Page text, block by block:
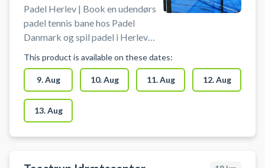
Danmark. Bolde bolde kan dog
købes i automaten i padelhallen.
Du kan parkere gratis foran
booket en bane.
Padel Herlev | Book en udendørs
padel tennis bane hos Padel
Danmark og spil padel i Herlev
udendørsbaner ved
Skinderskovvej 31, 2730 Herlev.
Padel Danmark Herlev har 2
udendørs padel baner og
yderligere 4 padelbaner indendørs
i deres padelcenter, som ligger tæt
padelbanerne er doublebaner. •
This product is available on these dates:
9. Aug 10. Aug 11. Aug 12. Aug
13. Aug